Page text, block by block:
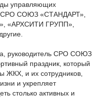
управляющих
СРО СОЮЗ «СТАНДАРТ»,
«АРХСИТИ ГРУПП»,
руководитель СРО СОЮЗ
праздник, который
ЖКХ, и их сотрудников,
и укрепляет
столько активных и